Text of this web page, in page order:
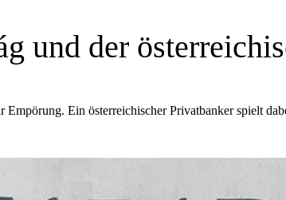
und der
Ein österreichischer Privatbanker spielt